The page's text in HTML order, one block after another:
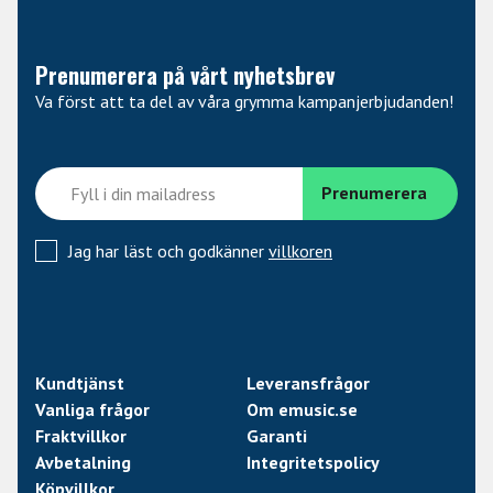
mm
Antennanslutning:Avtagbara BNC, 50 ohm
Tillämpning:Presentation, konferens, kyrkor,
undervisning
Kompatibelt tillbehör:RMU4X PRO, APS4, CU400
Prenumerera på vårt nyhetsbrev
Va först att ta del av våra grymma kampanjerbjudanden!
Jag har läst och godkänner villkoren
Kundtjänst
Leveransfrågor
Vanliga frågor
Om emusic.se
Fraktvillkor
Garanti
Avbetalning
Integritetspolicy
Köpvillkor